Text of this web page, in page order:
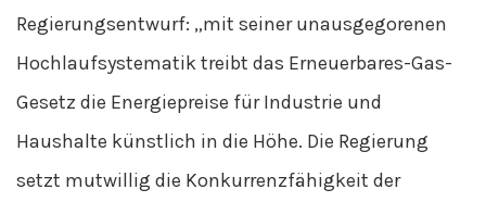
Regierungsentwurf: „mit seiner unausgegorenen
Hochlaufsystematik treibt das Erneuerbares-Gas-
Gesetz die Energiepreise für Industrie und
Haushalte künstlich in die Höhe. Die Regierung
setzt mutwillig die Konkurrenzfähigkeit der